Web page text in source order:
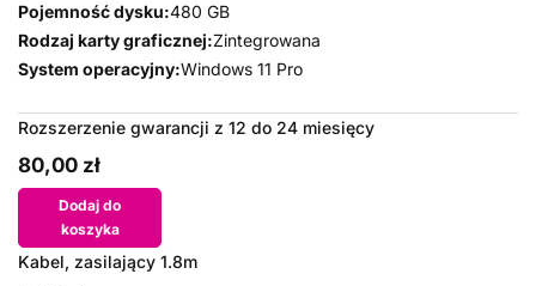
Pojemność dysku:480 GB
Rodzaj karty graficznej:Zintegrowana
System operacyjny:Windows 11 Pro
Rozszerzenie gwarancji z 12 do 24 miesięcy
80,00 zł
Dodaj do
koszyka
Kabel, zasilający 1.8m